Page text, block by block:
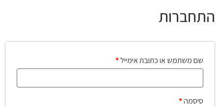
התחברות
שם משתמש או כתובת אימייל*
סיסמה*